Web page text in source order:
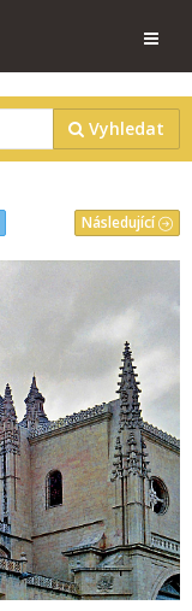
Vyhledat
Následující